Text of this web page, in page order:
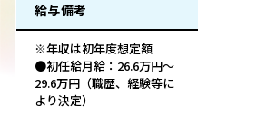
給与備考
※年収は初年度想定額
●初任給月給：26.6万円～
29.6万円（職歴、経験等に
より決定）